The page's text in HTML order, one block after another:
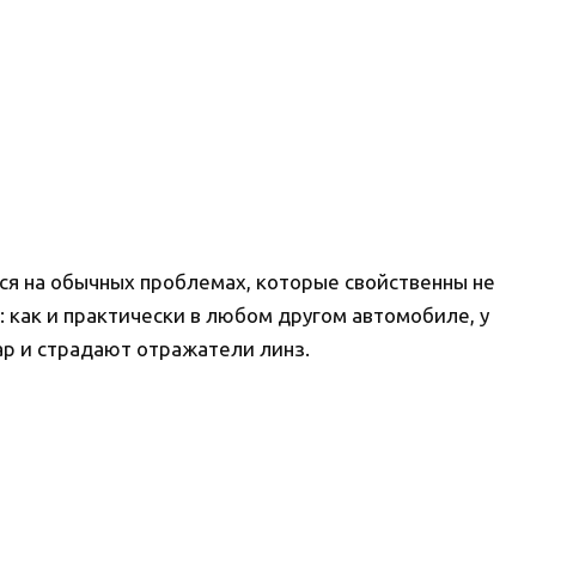
на обычных проблемах, которые свойственны не
и практически в любом другом автомобиле, у
страдают отражатели линз.